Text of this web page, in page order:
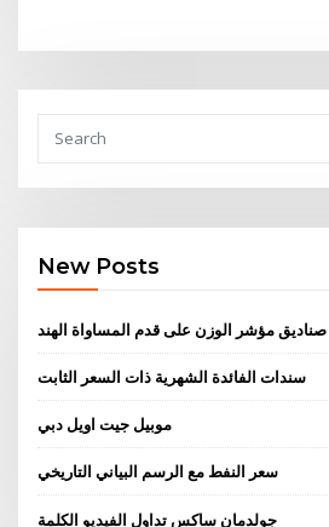
New Posts
صناديق مؤشر الوزن على قدم المساواة الهند
سندات الفائدة الشهرية ذات السعر الثابت
موبيل جيت اويل دبي
سعر النفط مع الرسم البياني التاريخي
جولدمان ساكس تداول الفيديو الكلمة